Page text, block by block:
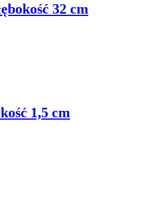
32 cm
1,5 cm